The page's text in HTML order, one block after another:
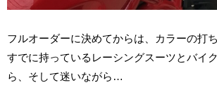
フルオーダーに決めてからは、カラーの打
すでに持っているレーシングスーツとバイ
ら、そして迷いながら…